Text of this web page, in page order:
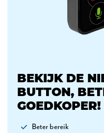
BEKIJK DE
BUTTON,
GOEDKOPER!
Beter bereik